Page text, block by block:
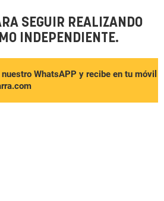
SEGUIR REALIZANDO
INDEPENDIENTE.
WhatsAPP y recibe en tu móvil